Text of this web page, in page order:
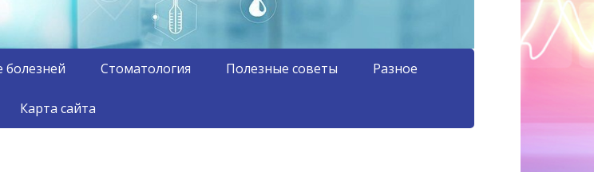
болезней Стоматология Полезные советы Разное
Карта сайта